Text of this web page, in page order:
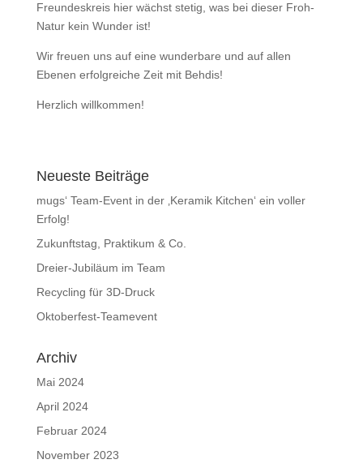
Freundeskreis hier wächst stetig, was bei dieser Froh-
Natur kein Wunder ist!
Wir freuen uns auf eine wunderbare und auf allen
Ebenen erfolgreiche Zeit mit Behdis!
Herzlich willkommen!
Neueste Beiträge
mugs‘ Team-Event in der ‚Keramik Kitchen‘ ein voller
Erfolg!
Zukunftstag, Praktikum & Co.
Dreier-Jubiläum im Team
Recycling für 3D-Druck
Oktoberfest-Teamevent
Archiv
Mai 2024
April 2024
Februar 2024
November 2023